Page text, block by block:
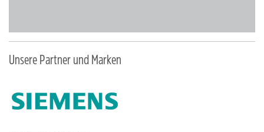
Unsere Partner und Marken